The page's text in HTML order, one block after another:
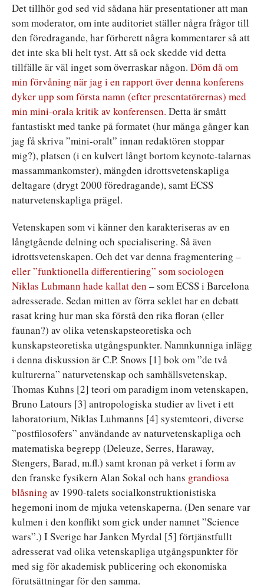
Det tillhör god sed vid sådana här presentationer att man
som moderator, om inte auditoriet ställer några frågor till
den föredragande, har förberett några kommentarer så att
det inte ska bli helt tyst. Att så ock skedde vid detta
tillfälle är väl inget som överraskar någon. Döm då om
min förvåning när jag i en rapport över denna konferens
dyker upp som första namn (efter presentatörernas) med
min mini-orala kritik av konferensen. Detta är smått
fantastiskt med tanke på formatet (hur många gånger kan
jag få skriva ”mini-oralt” innan redaktören stoppar
mig?), platsen (i en kulvert långt bortom keynote-talarnas
massammankomster), mängden idrottsvetenskapliga
deltagare (drygt 2000 föredragande), samt ECSS
naturvetenskapliga prägel.
Vetenskapen som vi känner den karakteriseras av en
långtgående delning och specialisering. Så även
idrottsvetenskapen. Och det var denna fragmentering –
eller ”funktionella differentiering” som sociologen
Niklas Luhmann hade kallat den – som ECSS i Barcelona
adresserade. Sedan mitten av förra seklet har en debatt
rasat kring hur man ska förstå den rika floran (eller
faunan?) av olika vetenskapsteoretiska och
kunskapsteoretiska utgångspunkter. Namnkunniga inlägg
i denna diskussion är C.P. Snows [1] bok om ”de två
kulturerna” naturvetenskap och samhällsvetenskap,
Thomas Kuhns [2] teori om paradigm inom vetenskapen,
Bruno Latours [3] antropologiska studier av livet i ett
laboratorium, Niklas Luhmanns [4] systemteori, diverse
”postfilosofers” användande av naturvetenskapliga och
matematiska begrepp (Deleuze, Serres, Haraway,
Stengers, Barad, m.fl.) samt kronan på verket i form av
den franske fysikern Alan Sokal och hans grandiosa
blåsning av 1990-talets socialkonstruktionistiska
hegemoni inom de mjuka vetenskaperna. (Den senare var
kulmen i den konflikt som gick under namnet ”Science
wars”.) I Sverige har Janken Myrdal [5] förtjänstfullt
adresserat vad olika vetenskapliga utgångspunkter för
med sig för akademisk publicering och ekonomiska
förutsättningar för den samma.